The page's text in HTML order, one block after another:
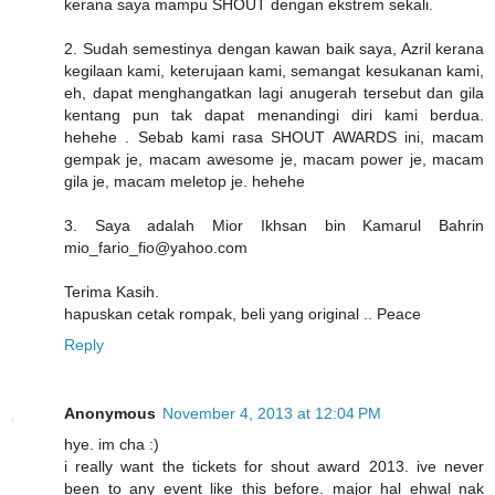
kerana saya mampu SHOUT dengan ekstrem sekali.
2. Sudah semestinya dengan kawan baik saya, Azril kerana
kegilaan kami, keterujaan kami, semangat kesukanan kami,
eh, dapat menghangatkan lagi anugerah tersebut dan gila
kentang pun tak dapat menandingi diri kami berdua.
hehehe . Sebab kami rasa SHOUT AWARDS ini, macam
gempak je, macam awesome je, macam power je, macam
gila je, macam meletop je. hehehe
3. Saya adalah Mior Ikhsan bin Kamarul Bahrin
mio_fario_fio@yahoo.com
Terima Kasih.
hapuskan cetak rompak, beli yang original .. Peace
Reply
Anonymous November 4, 2013 at 12:04 PM
hye. im cha :)
i really want the tickets for shout award 2013. ive never
been to any event like this before. major hal ehwal nak